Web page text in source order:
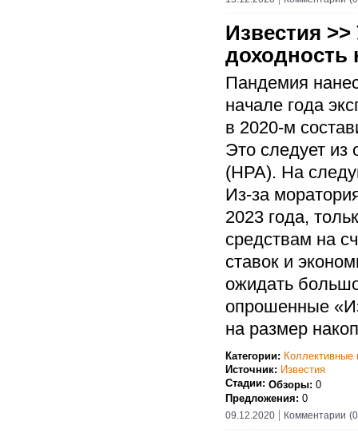
Известия
доходность
Пандемия
начале года
в 2020-м
Это следует из
(НРА). На
Из-за
2023 года,
средствам на
ставок и
ожидать
опрошенные
на размер
Категории: Коллективные
Источник: Известия
Стадии: Обзоры: 0
Предложения: 0
09.12.2020 Комментарии